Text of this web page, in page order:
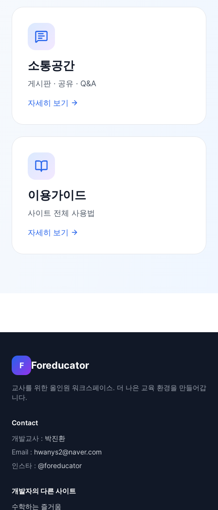
소통공간
게시판 · 공유 · Q&A
자세히 보기
이용가이드
사이트 전체 사용법
자세히 보기
F Foreducator
교사를 위한 올인원 워크스페이스. 더 나은 교육 환경을 만들어갑
니다.
Contact
개발교사 : 박진환
Email : hwanys2@naver.com
인스타 : @foreducator
개발자의 다른 사이트
수학하는 즐거움